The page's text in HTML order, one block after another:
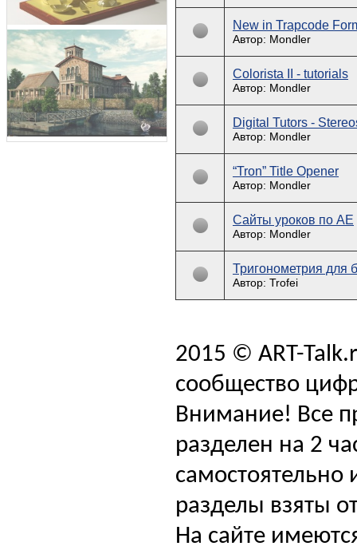
New in Trapcode
Автор: Mondler
Colorista II - tutorials
Автор: Mondler
Digital Tutors -
Автор: Mondler
“Tron” Title Opener
Автор: Mondler
Сайты уроков по АЕ
Автор: Mondler
Тригонометрия для
Автор: Trofei
2015 © ART-
сообщество
Внимание! Все
разделен на 2
самостоятельно
разделы взяты
На сайте